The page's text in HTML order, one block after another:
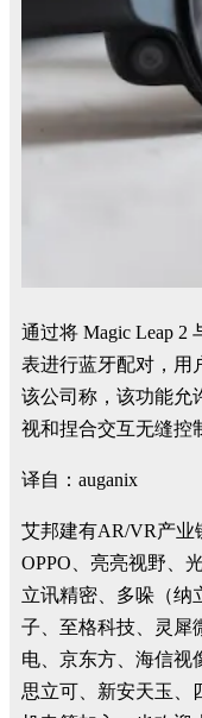
通过将 Magic Leap 2
表进行蓝牙配对，用
该公司称，该功能允
视和捏合交互无缝控
译自：auganix
艾邦建有AR/VR产业
OPPO、亮亮视野、
立讯精密、多哚（纳
子、至格科技、灵犀
电、京东方、海信视
思立可、新安天玉、